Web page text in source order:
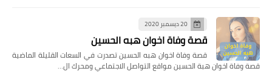
20 ديسمبر 2020
قصة وفاة اخوان هبه الحسين
قصة وفاة اخوان هبه الحسين تصدرت في السعات القليلة الماضية
قصة وفاة اخوان هبة الحسين مواقع التواصل الاجتماعي ومحرك ال…